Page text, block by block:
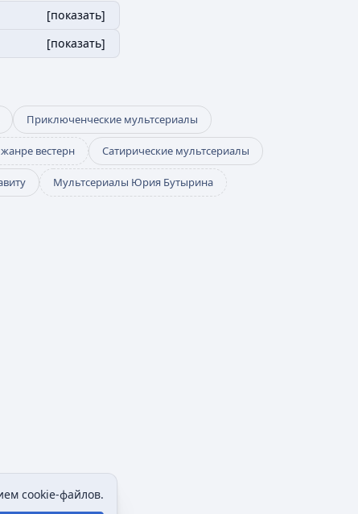
[показать]
[показать]
Приключенческие мультсериалы
вестерн Сатирические мультсериалы
Мультсериалы Юрия Бутырина
cookie-файлов.